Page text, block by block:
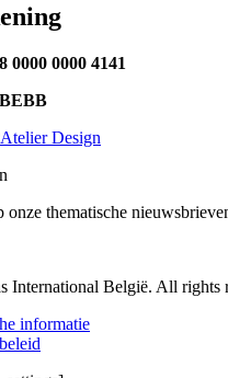
0000 4141
onze thematische
International België. All rights
informatie